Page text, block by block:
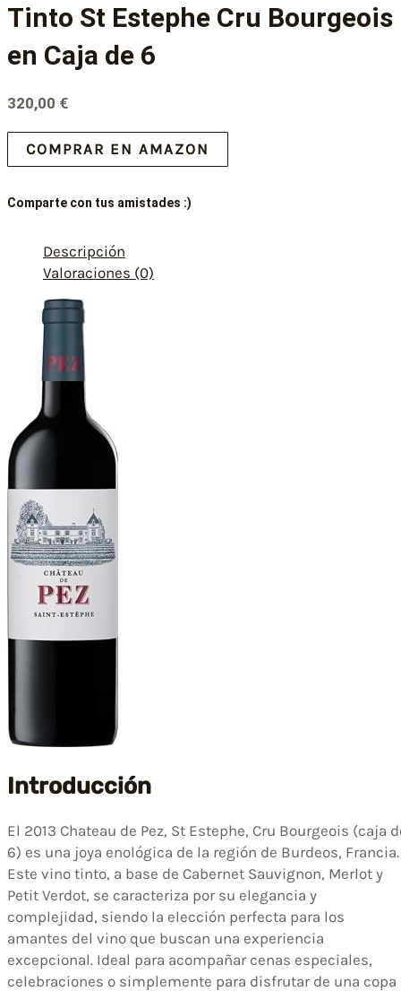
Tinto St Estephe Cru Bourgeois
en Caja de 6
320,00 €
COMPRAR EN AMAZON
Comparte con tus amistades :)
Descripción
Valoraciones (0)
Introducción
El 2013 Chateau de Pez, St Estephe, Cru Bourgeois (caja
6) es una joya enológica de la región de Burdeos, Francia.
Este vino tinto, a base de Cabernet Sauvignon, Merlot y
Petit Verdot, se caracteriza por su elegancia y
complejidad, siendo la elección perfecta para los
amantes del vino que buscan una experiencia
excepcional. Ideal para acompañar cenas especiales,
celebraciones o simplemente para disfrutar de una copa